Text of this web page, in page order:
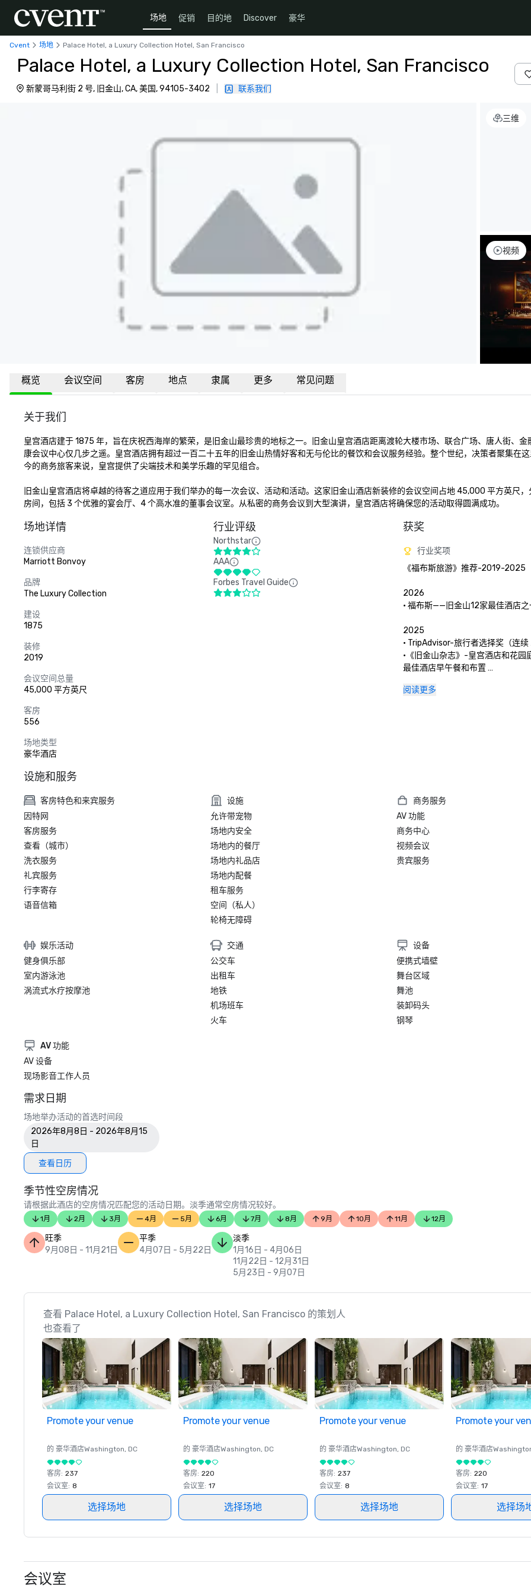
场地 促销 目的地 Discover 豪华
Cvent 场地 Palace Hotel, a Luxury Collection Hotel, San Francisco
Palace Hotel, a Luxury Collection Hotel, San Francisco
新蒙哥马利街 2 号, 旧金山, CA, 美国, 94105-3402 联系我们
三维
视频
概览 会议空间 客房 地点 隶属 更多 常见问题
关于我们
皇宫酒店建于 1875 年，旨在庆祝西海岸的繁荣，是旧金山最珍贵的地标之一。旧金山皇宫酒店距离渡轮大楼市场、联合广场、唐人街、金
康会议中心仅几步之遥。皇宫酒店拥有超过一百二十五年的旧金山热情好客和无与伦比的餐饮和会议服务经验。整个世纪，决策者聚集在
今的商务旅客来说，皇宫提供了尖端技术和美学乐趣的罕见组合。
旧金山皇宫酒店将卓越的待客之道应用于我们举办的每一次会议、活动和活动。这家旧金山酒店新装修的会议空间占地 45,000 平方英尺
房间，包括 3 个优雅的宴会厅、4 个高水准的董事会议室。从私密的商务会议到大型演讲，皇宫酒店将确保您的活动取得圆满成功。
场地详情
连锁供应商
Marriott Bonvoy
品牌
The Luxury Collection
建设
1875
装修
2019
会议空间总量
45,000 平方英尺
客房
556
场地类型
豪华酒店
行业评级
Northstar
AAA
Forbes Travel Guide
获奖
行业奖项
《福布斯旅游》推荐-2019-2025
2026
• 福布斯——旧金山12家最佳酒店之
2025
• TripAdvisor-旅行者选择奖（连续
•《旧金山杂志》-皇宫酒店和花园
最佳酒店早午餐和布置
最佳去处
• 旅行 + 休闲-旧金山最佳酒店-设施
店
•《福布斯旅行指南》——拥有难忘
的 15 家酒店之一
• SF Gate — 湾区最佳 — 5 家最佳
• OpenTable — 旧金山最漂亮的 12
• Timeout — 旧金山最好的豪华酒
2023
•《康德纳斯特旅行家》顶级酒店
•《旅行与休闲》杂志-旧金山最佳
阅读更多
设施和服务
客房特色和来宾服务
因特网
客房服务
查看（城市）
洗衣服务
礼宾服务
行李寄存
语音信箱
设施
允许带宠物
场地内安全
场地内的餐厅
场地内礼品店
场地内配餐
租车服务
空间（私人）
轮椅无障碍
商务服务
AV 功能
商务中心
视频会议
贵宾服务
娱乐活动
健身俱乐部
室内游泳池
涡流式水疗按摩池
交通
公交车
出租车
地铁
机场班车
火车
设备
便携式墙壁
舞台区域
舞池
装卸码头
钢琴
AV 功能
AV 设备
现场影音工作人员
需求日期
场地举办活动的首选时间段
2026年8月8日 - 2026年8月15
日
查看日历
季节性空房情况
请根据此酒店的空房情况匹配您的活动日期。淡季通常空房情况较好。
1月 2月 3月 4月 5月 6月 7月 8月 9月 10月 11月 12月
旺季
9月08日 - 11月21日
平季
4月07日 - 5月22日
淡季
1月16日 - 4月06日
11月22日 - 12月31日
5月23日 - 9月07日
查看 Palace Hotel, a Luxury Collection Hotel, San Francisco 的策划人
也查看了
Promote your venue
的 豪华酒店Washington, DC
客房: 237
会议室: 8
选择场地
Promote your venue
的 豪华酒店Washington, DC
客房: 220
会议室: 17
选择场地
Promote your venue
的 豪华酒店Washington, DC
客房: 237
会议室: 8
选择场地
Promote your
的 豪华酒店
客房: 220
会议室: 17
选择场
会议室